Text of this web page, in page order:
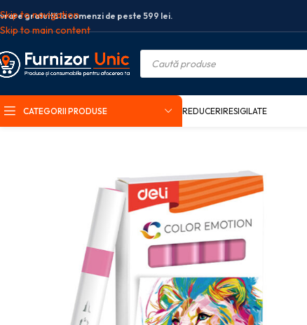
Skip to navigation
Skip to main content
gratuită la comenzi de peste 599 lei.
CATEGORII PRODUSE REDUCERIRESIGILATE